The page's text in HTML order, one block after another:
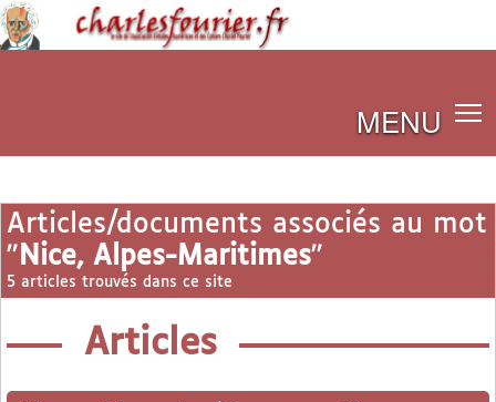
MENU
Articles/documents associés au mot
" Nice, Alpes-Maritimes"
5 articles trouvés dans ce site
Articles